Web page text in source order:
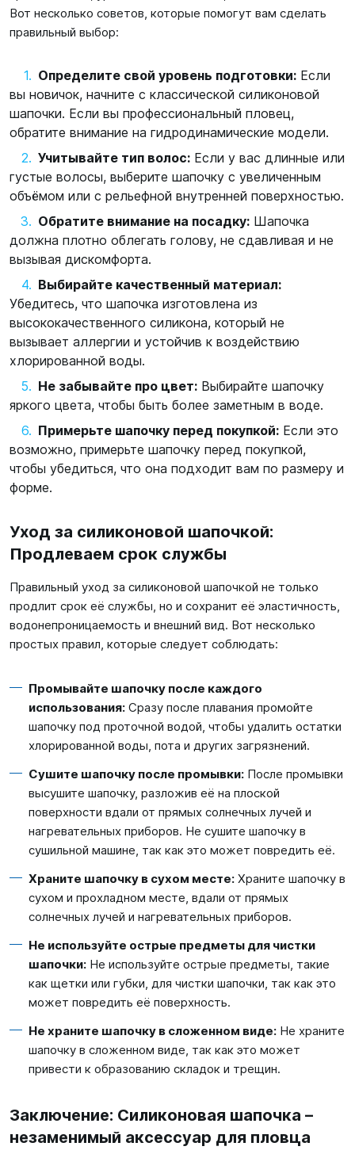
Вот несколько советов, которые помогут вам сделать
правильный выбор:
Определите свой уровень подготовки: Если
вы новичок, начните с классической силиконовой
шапочки. Если вы профессиональный пловец,
обратите внимание на гидродинамические модели.
Учитывайте тип волос: Если у вас длинные или
густые волосы, выберите шапочку с увеличенным
объёмом или с рельефной внутренней поверхностью.
Обратите внимание на посадку: Шапочка
должна плотно облегать голову, не сдавливая и не
вызывая дискомфорта.
Выбирайте качественный материал:
Убедитесь, что шапочка изготовлена из
высококачественного силикона, который не
вызывает аллергии и устойчив к воздействию
хлорированной воды.
Не забывайте про цвет: Выбирайте шапочку
яркого цвета, чтобы быть более заметным в воде.
Примерьте шапочку перед покупкой: Если это
возможно, примерьте шапочку перед покупкой,
чтобы убедиться, что она подходит вам по размеру и
форме.
Уход за силиконовой шапочкой:
Продлеваем срок службы
Правильный уход за силиконовой шапочкой не только
продлит срок её службы, но и сохранит её эластичность,
водонепроницаемость и внешний вид. Вот несколько
простых правил, которые следует соблюдать:
Промывайте шапочку после каждого
использования: Сразу после плавания промойте
шапочку под проточной водой, чтобы удалить остатки
хлорированной воды, пота и других загрязнений.
Сушите шапочку после промывки: После промывки
высушите шапочку, разложив её на плоской
поверхности вдали от прямых солнечных лучей и
нагревательных приборов. Не сушите шапочку в
сушильной машине, так как это может повредить её.
Храните шапочку в сухом месте: Храните шапочку в
сухом и прохладном месте, вдали от прямых
солнечных лучей и нагревательных приборов.
Не используйте острые предметы для чистки
шапочки: Не используйте острые предметы, такие
как щетки или губки, для чистки шапочки, так как это
может повредить её поверхность.
Не храните шапочку в сложенном виде: Не храните
шапочку в сложенном виде, так как это может
привести к образованию складок и трещин.
Заключение: Силиконовая шапочка –
незаменимый аксессуар для пловца